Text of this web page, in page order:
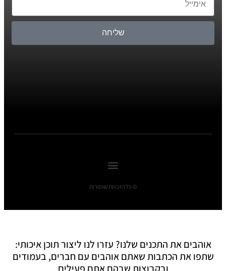
שליחה
© כל הזכויות שומורות
אוהבים את התכנים שלנו? עזרו לנו ליצור תוכן איכותי:
שתפו את הכתבות שאתם אוהבים עם חברים, בעמודים